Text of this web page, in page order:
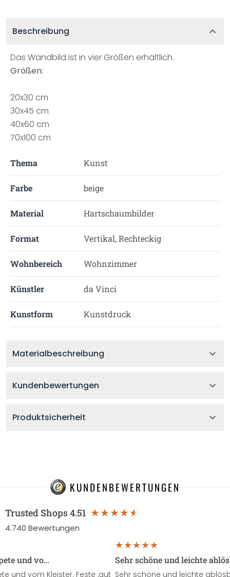
Beschreibung
Das Wandbild ist in vier Größen erhältlich.
Größen:
20x30 cm
30x45 cm
40x60 cm
70x100 cm
Thema Kunst
Farbe beige
Material Hartschaumbilder
Format Vertikal, Rechteckig
Wohnbereich Wohnzimmer
Künstler da Vinci
Kunstform Kunstdruck
Materialbeschreibung
Kundenbewertungen
Produktsicherheit
KUNDENBEWERTUNGEN
Trusted Shops4.51
4.740 Bewertungen
und vo…
und vom Kleister. Feste ,gut
Sehr schöne und leichte
Sehr schöne und leichte